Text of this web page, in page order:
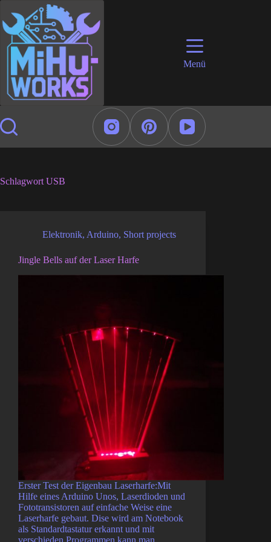
Inhalt
springen
Menü
Schlagwort USB
Elektronik, Arduino, Short projects
Jingle Bells auf der Laser Harfe
Erster Test der Eigenbau Laserharfe:Mit
Hilfe eines Arduino Unos, Laserdioden und
Fototransistoren auf einfache Weise eine
Laserharfe gebaut. Dise wird am Notebook
als Standardtastatur erkannt und mit